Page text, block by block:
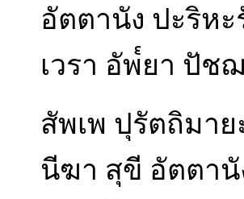
อัตตานัง ปะริห
เวรา อัพ๎ยา ปัช
สัพเพ ปุรัตถิมา
นีฆา สุขี อัตตานั